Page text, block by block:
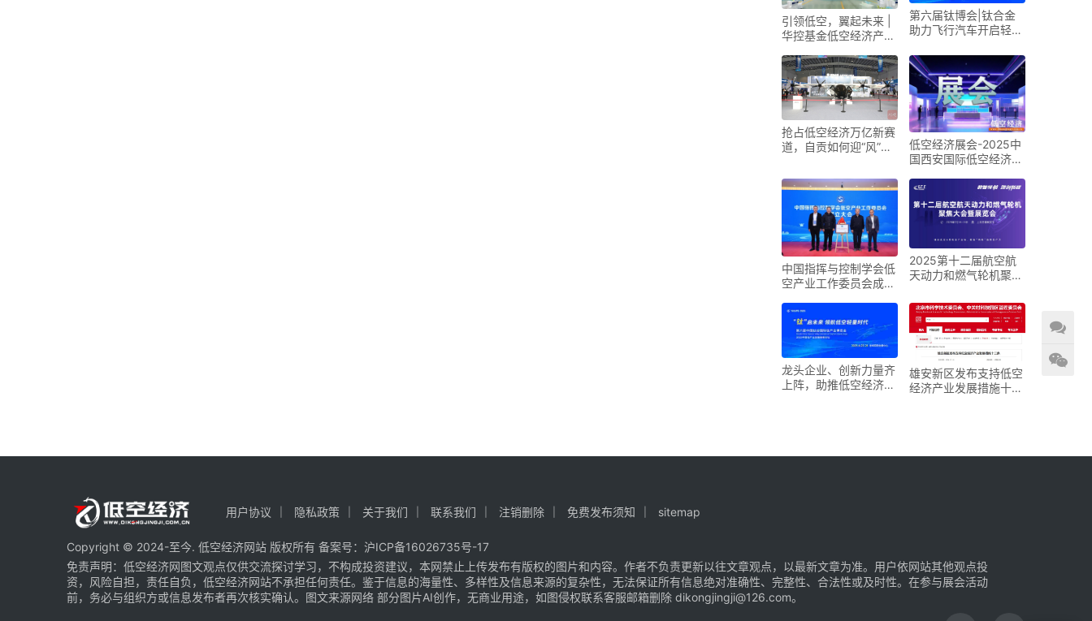
引领低空，翼起未来 |
华控基金低空经济产业
第六届钛博会|钛合金
助力飞行汽车开启轻量
抢占低空经济万亿新赛
道，自贡如何迎“风”而
低空经济展会-2025中
国西安国际低空经济展
中国指挥与控制学会低
空产业工作委员会成立
2025第十二届航空航
天动力和燃气轮机聚焦
龙头企业、创新力量齐
上阵，助推低空经济进
雄安新区发布支持低空
经济产业发展措施十二
用户协议 隐私政策 关于我们 联系我们 注销删除 免费发布须知 sitemap
Copyright © 2024-至今. 低空经济网站 版权所有 备案号： 沪ICP备16026735号-17
免责声明：低空经济网图文观点仅供交流探讨学习，不构成投资建议，本网禁止上传发布有版权的图片和内容。作者不负责更新以往文章观点，以最新文章为准。用户依网站其他观点投
资，风险自担，责任自负，低空经济网站不承担任何责任。鉴于信息的海量性、多样性及信息来源的复杂性，无法保证所有信息绝对准确性、完整性、合法性或及时性。在参与展会活动
前，务必与组织方或信息发布者再次核实确认。图文来源网络 部分图片AI创作，无商业用途，如图侵权联系客服邮箱删除 dikongjingji@126.com。